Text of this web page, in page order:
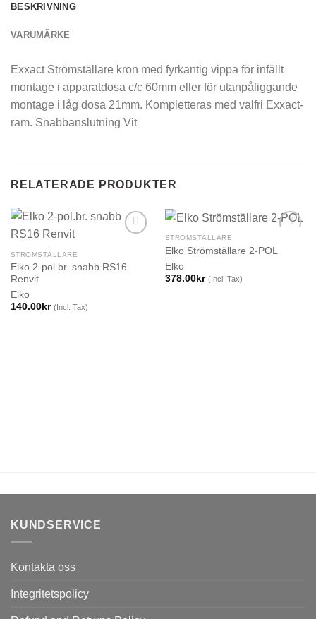
BESKRIVNING
VARUMÄRKE
Exxact Strömställare kron med fyrkantig vippa för infällt
montage i apparatdosa c/c 60mm eller för utanpåliggande
montage i låg dosa 21mm. Kompletteras med valfri Exxact-
ram. Snabbanslutning Vit
RELATERADE PRODUKTER
STRÖMSTÄLLARE
Elko 2-pol.br. snabb RS16
Renvit
Elko
140.00kr (Incl. Tax)
STRÖMSTÄLLARE
Elko Strömställare 2-POL
Elko
378.00kr (Incl. Tax)
KUNDSERVICE
Kontakta oss
Integritetspolicy